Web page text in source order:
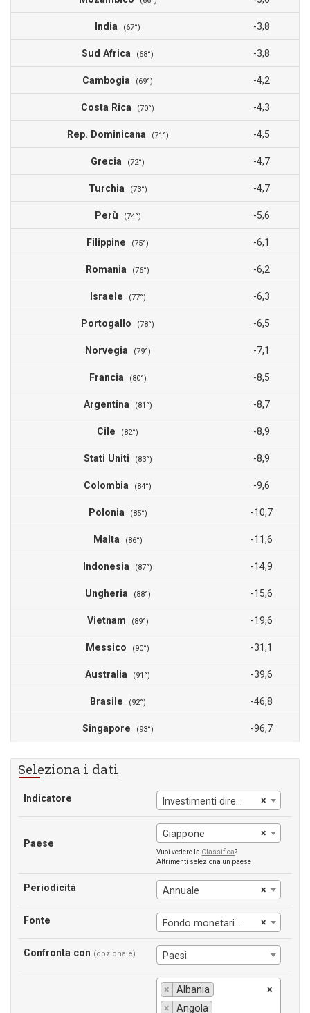
India (67°) -3,8
Sud Africa (68°) -3,8
Cambogia (69°) -4,2
Costa Rica (70°) -4,3
Rep. Dominicana (71°) -4,5
Grecia (72°) -4,7
Turchia (73°) -4,7
Perù (74°) -5,6
Filippine (75°) -6,1
Romania (76°) -6,2
Israele (77°) -6,3
Portogallo (78°) -6,5
Norvegia (79°) -7,1
Francia (80°) -8,5
Argentina (81°) -8,7
Cile (82°) -8,9
Stati Uniti (83°) -8,9
Colombia (84°) -9,6
Polonia (85°) -10,7
Malta (86°) -11,6
Indonesia (87°) -14,9
Ungheria (88°) -15,6
Vietnam (89°) -19,6
Messico (90°) -31,1
Australia (91°) -39,6
Brasile (92°) -46,8
Singapore (93°) -96,7
Seleziona i dati
Indicatore ×
Investimenti diretti esteri, netto (BoP, US$ correnti)
Paese
×
Giappone
Vuoi vedere la Classifica?
Altrimenti seleziona un paese
Periodicità ×
Annuale
Fonte ×
Fondo monetario int.le
Confronta con (opzionale) Paesi
×
×
Albania
×
Angola